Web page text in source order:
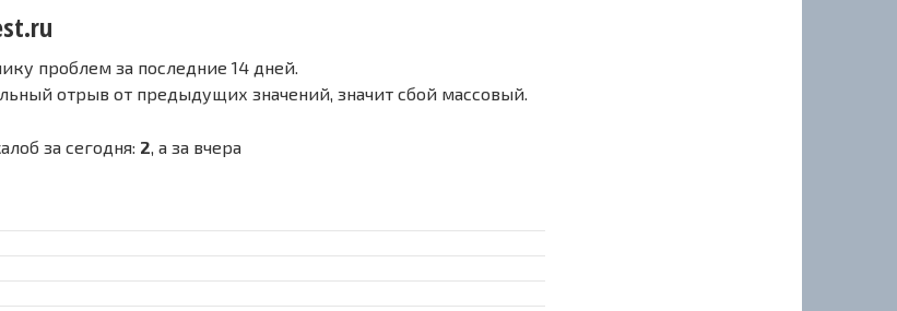
проблем за последние 14 дней.
отрыв от предыдущих значений, значит сбой массовый.
за сегодня: 2, а за вчера